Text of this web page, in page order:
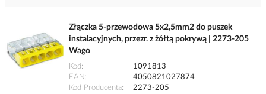
Złączka 5-przewodowa 5x2,5mm2 do puszek
instalacyjnych, przezr. z żółtą pokrywą | 2273-205
Wago
Kod
1091813
EAN
4050821027874
Kod Producenta
2273-205